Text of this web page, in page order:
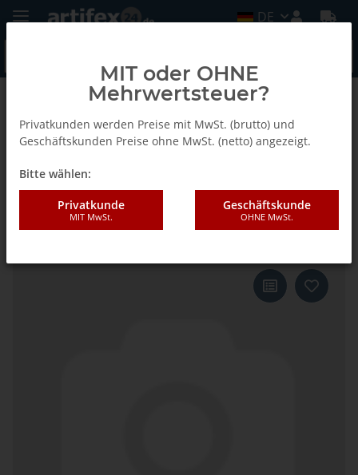
DE
Zurück zur Liste Leimpistole LK-0 - Ersatzteile
Lamello LK Druckfeder für LK 0,
LK 0 PUR, LK 100, Ø10x40xØ1.7
mm
MIT oder OHNE
Mehrwertsteuer?
Privatkunden werden Preise mit MwSt. (brutto) und
Geschäftskunden Preise ohne MwSt. (netto) angezeigt.
Bitte wählen:
Privatkunde
MIT MwSt.
Geschäftskunde
OHNE MwSt.